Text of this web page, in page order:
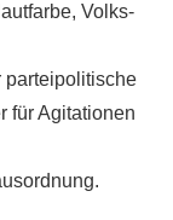
Volks-
parteipolitische
für Agitationen